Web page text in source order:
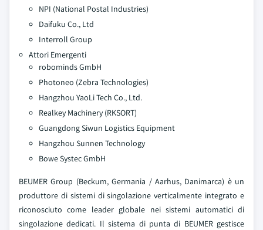
NPI (National Postal Industries)
Daifuku Co., Ltd
Interroll Group
Attori Emergenti
robominds GmbH
Photoneo (Zebra Technologies)
Hangzhou YaoLi Tech Co., Ltd.
Realkey Machinery (RKSORT)
Guangdong Siwun Logistics Equipment
Hangzhou Sunnen Technology
Bowe Systec GmbH
BEUMER Group (Beckum, Germania / Aarhus, Danimarca) è un
produttore di sistemi di singolazione verticalmente integrato e
riconosciuto come leader globale nei sistemi automatici di
singolazione dedicati. Il sistema di punta di BEUMER gestisce